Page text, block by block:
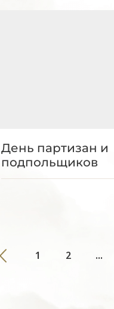
День партизан и
подпольщиков
1 2 ...